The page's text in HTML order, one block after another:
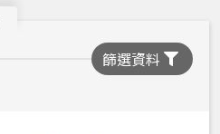
篩選資料